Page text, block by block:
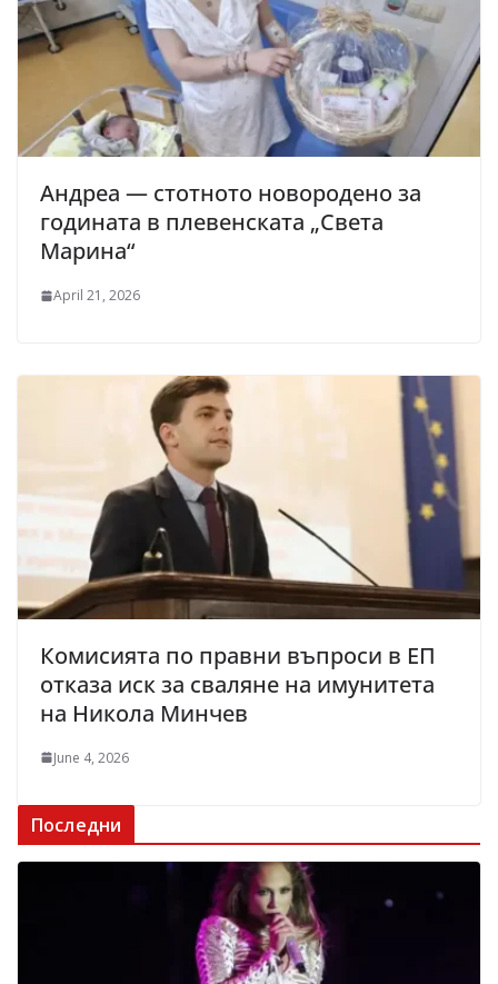
Андреа — стотното новородено за
годината в плевенската „Света
Марина“
April 21, 2026
Комисията по правни въпроси в ЕП
отказа иск за сваляне на имунитета
на Никола Минчев
June 4, 2026
Последни